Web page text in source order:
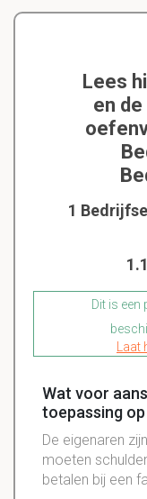
Lees
en
1
Dit is een
Laat
Wat voor
toepassing op
De eigenaren
moeten
betalen bij een